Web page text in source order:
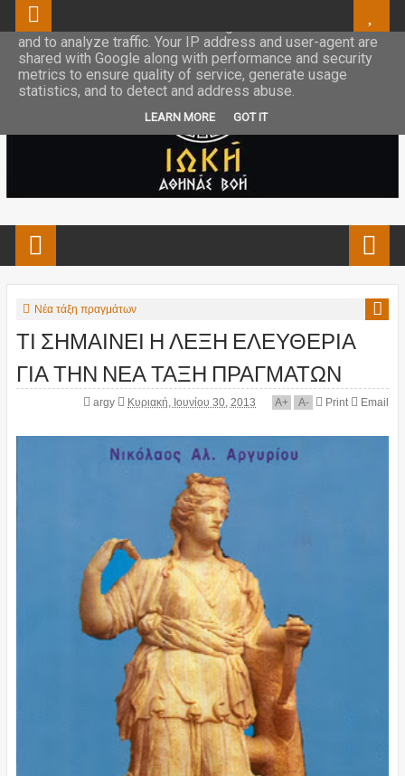
Νέα τάξη πραγμάτων
ΤΙ ΣΗΜΑΙΝΕΙ Η ΛΕΞΗ ΕΛΕΥΘΕΡΙΑ
ΓΙΑ ΤΗΝ ΝΕΑ ΤΑΞΗ ΠΡΑΓΜΑΤΩΝ
argy Κυριακή, Ιουνίου 30, 2013 A+ A- Print Email
This site uses cookies from Google to deliver its services
and to analyze traffic. Your IP address and user-agent are
shared with Google along with performance and security
metrics to ensure quality of service, generate usage
statistics, and to detect and address abuse.
LEARN MORE GOT IT